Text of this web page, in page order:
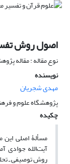
اصول روش
نوع مقاله : مقاله
نویسنده
مهدی شجریان
پژوهشگاه علوم و
چکیده
مسألۀ اصلی این
آیت‌الله جوادی
روش توصیفی ـ